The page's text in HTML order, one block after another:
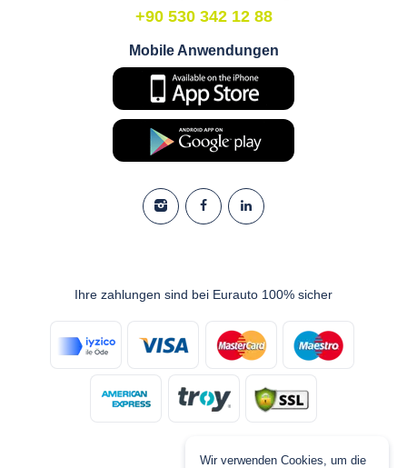
+90 530 342 12 88
Mobile Anwendungen
Ihre zahlungen sind bei Eurauto 100% sicher
Wir verwenden Cookies, um die